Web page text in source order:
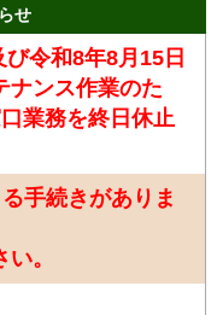
せ
令和8年8月15日
ナンス作業のた
業務を終日休止
手続きがありま
。